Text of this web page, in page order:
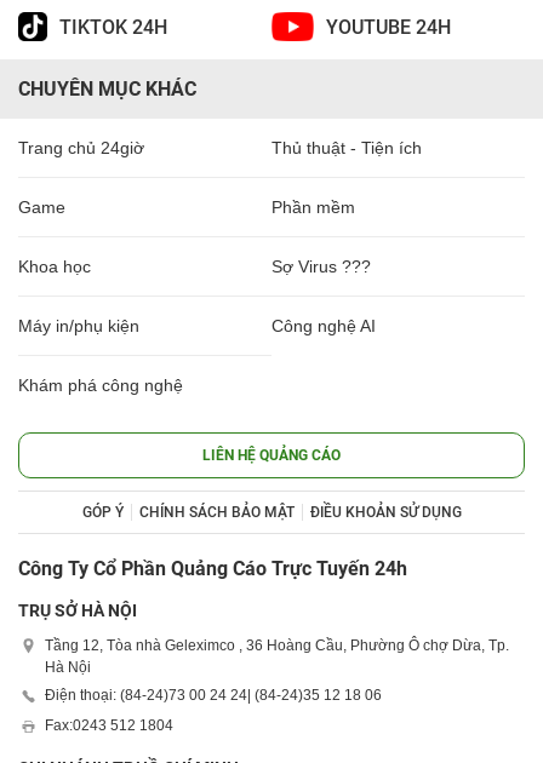
TIKTOK 24H YOUTUBE 24H
CHUYÊN MỤC KHÁC
Trang chủ 24giờ Thủ thuật - Tiện ích
Game Phần mềm
Khoa học Sợ Virus ???
Máy in/phụ kiện Công nghệ AI
Khám phá công nghệ
LIÊN HỆ QUẢNG CÁO
GÓP Ý CHÍNH SÁCH BẢO MẬT ĐIỀU KHOẢN SỬ DỤNG
Công Ty Cổ Phần Quảng Cáo Trực Tuyến 24h
TRỤ SỞ HÀ NỘI
Tầng 12, Tòa nhà Geleximco , 36 Hoàng Cầu, Phường Ô chợ Dừa, Tp.
Hà Nội
Điện thoại: (84-24)73 00 24 24 | (84-24)35 12 18 06
Fax:0243 512 1804